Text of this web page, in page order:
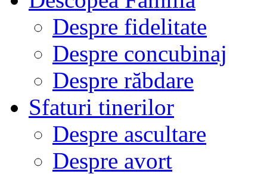
Despre fidelitate
Despre concubinaj
Despre răbdare
Sfaturi tinerilor
Despre ascultare
Despre avort